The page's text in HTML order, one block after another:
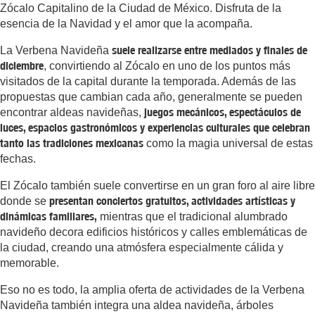
Zócalo Capitalino de la Ciudad de México. Disfruta de la
esencia de la Navidad y el amor que la acompaña.
La Verbena Navideña suele realizarse entre mediados y finales de
diciembre, convirtiendo al Zócalo en uno de los puntos más
visitados de la capital durante la temporada. Además de las
propuestas que cambian cada año, generalmente se pueden
encontrar aldeas navideñas, juegos mecánicos, espectáculos de
luces, espacios gastronómicos y experiencias culturales que celebran
tanto las tradiciones mexicanas como la magia universal de estas
fechas.
El Zócalo también suele convertirse en un gran foro al aire libre
donde se presentan conciertos gratuitos, actividades artísticas y
dinámicas familiares, mientras que el tradicional alumbrado
navideño decora edificios históricos y calles emblemáticas de
la ciudad, creando una atmósfera especialmente cálida y
memorable.
Eso no es todo, la amplia oferta de actividades de la Verbena
Navideña también integra una aldea navideña, árboles